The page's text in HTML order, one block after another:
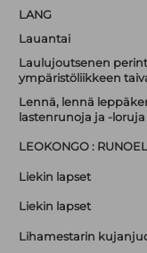
LANG
Lauantai
Laulujoutsenen
ympäristöliikkeen
Lennä, lennä
lastenrunoja ja -loruja
LEOKONGO :
Liekin lapset
Liekin lapset
Lihamestarin